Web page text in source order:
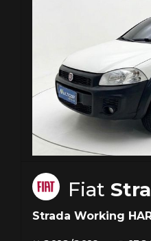
Fiat
Strada Working